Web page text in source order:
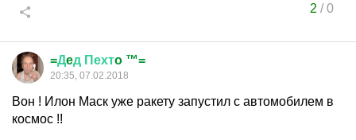
2 /0
=Дeд Пехтo ™=
20:35, 07.02.2018
Вон ! Илон Маск уже ракету запустил с автомобилем в
космос !!